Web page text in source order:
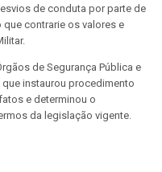
de conduta por parte de
contrarie os valores e
de Segurança Pública e
instaurou procedimento
e determinou o
da legislação vigente.